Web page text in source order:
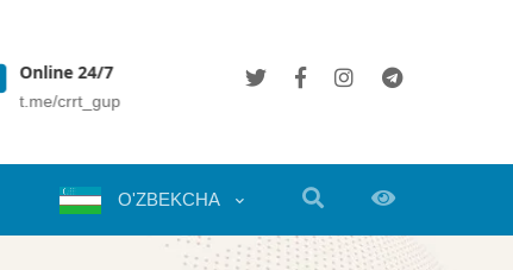
24/7
crrt_gup
(+998 71) 202 35 49
O'ZBEKCHA